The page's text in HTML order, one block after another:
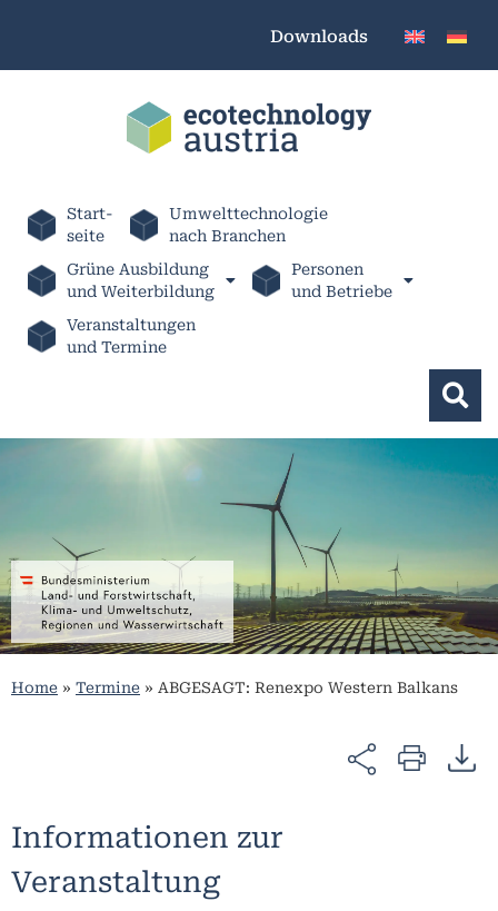
Downloads
Start-
seite
Umwelttechnologie
nach Branchen
Grüne Ausbildung
und Weiterbildung
Personen
und Betriebe
Veranstaltungen
und Termine
Home » Termine » ABGESAGT: Renexpo Western Balkans
Informationen zur
Veranstaltung